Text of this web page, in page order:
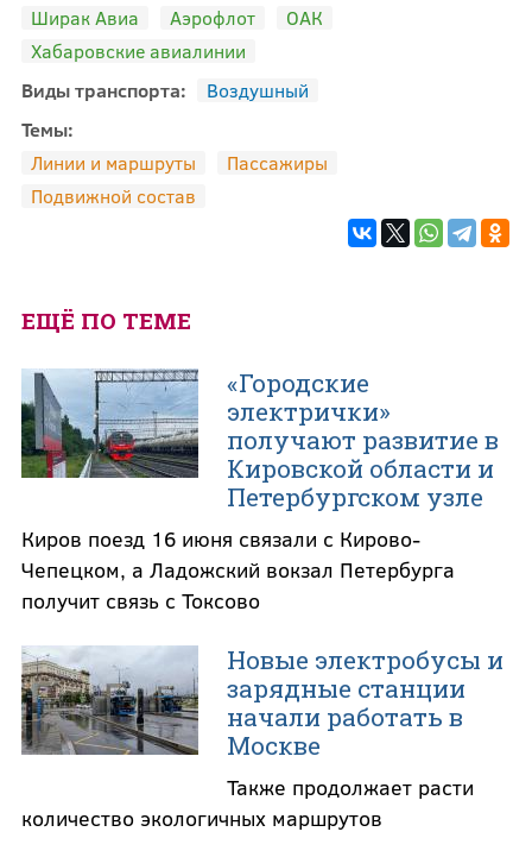
Ширак Авиа
Аэрофлот
ОАК
Хабаровские авиалинии
Виды транспорта:
Воздушный
Темы:
Линии и маршруты
Пассажиры
Подвижной состав
ЕЩЁ ПО ТЕМЕ
«Городские
электрички»
получают развитие в
Кировской области и
Петербургском узле
Киров поезд 16 июня связали с Кирово-
Чепецком, а Ладожский вокзал Петербурга
получит связь с Токсово
Новые электробусы и
зарядные станции
начали работать в
Москве
Также продолжает расти
количество экологичных маршрутов